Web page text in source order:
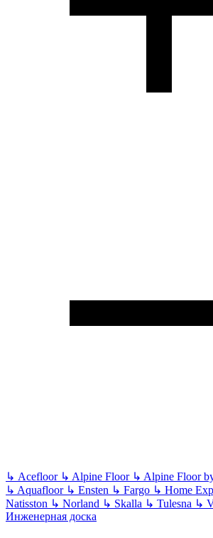
↳ Acefloor ↳ Alpine Floor ↳ Alpine Floor
↳ Aquafloor ↳ Ensten ↳ Fargo ↳ Home
Natisston ↳ Norland ↳ Skalla ↳ Tulesna ↳
Инженерная доска